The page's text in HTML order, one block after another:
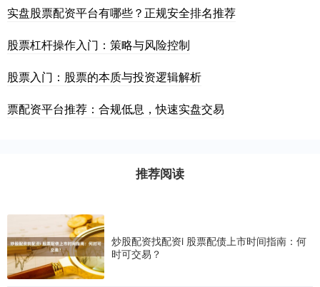
实盘股票配资平台有哪些？正规安全排名推荐
股票杠杆操作入门：策略与风险控制
股票入门：股票的本质与投资逻辑解析
票配资平台推荐：合规低息，快速实盘交易
推荐阅读
炒股配资找配资i 股票配债上市时间指南：何
时可交易？